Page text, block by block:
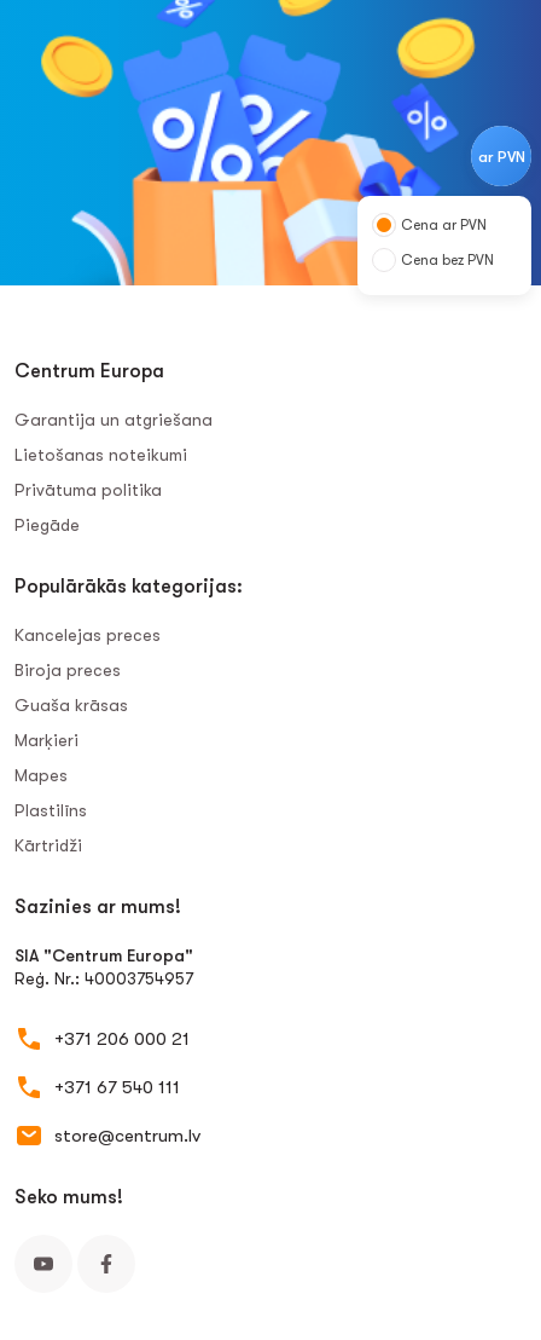
ar PVN
Cena ar PVN
Cena bez PVN
Centrum Europa
Garantija un atgriešana
Lietošanas noteikumi
Privātuma politika
Piegāde
Populārākās kategorijas:
Kancelejas preces
Biroja preces
Guaša krāsas
Marķieri
Mapes
Plastilīns
Kārtridži
Sazinies ar mums!
SIA "Centrum Europa"
Reģ. Nr.: 40003754957
+371 206 000 21
+371 67 540 111
store@centrum.lv
Seko mums!